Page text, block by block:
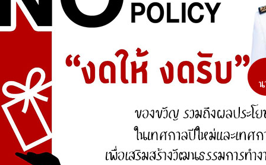
ศูนย์ร้องเรียน
สำนักงานคณะกรรมการป้องกันและปราบปรามการ
ทุจริตแห่งชาติ (ป.ป.ช.)
สำนักงานคณะกรรมการป้องกันและปราบปรามการ
ทุจริตในภาครัฐ